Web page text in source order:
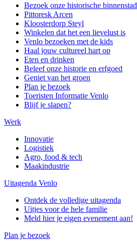
Bezoek onze historische binnenstad
Pittoresk Arcen
Kloosterdorp Steyl
Winkelen dat het een lievelust is
Venlo bezoeken met de kids
Haal jouw cultureel hart op
Eten en drinken
Beleef onze historie en erfgoed
Geniet van het groen
Plan je bezoek
Toeristen Informatie Venlo
Blijf je slapen?
Werk
Innovatie
Logistiek
Agro, food & tech
Maakindustrie
Uitagenda Venlo
Ontdek de volledige uitagenda
Uitjes voor de hele familie
Meld hier je eigen evenement aan!
Plan je bezoek